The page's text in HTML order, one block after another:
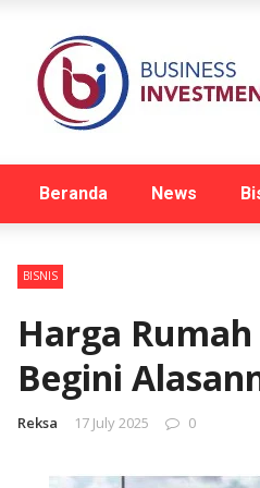
Beranda News
BISNIS
Harga
Begini
Reksa 17 July 2025 0